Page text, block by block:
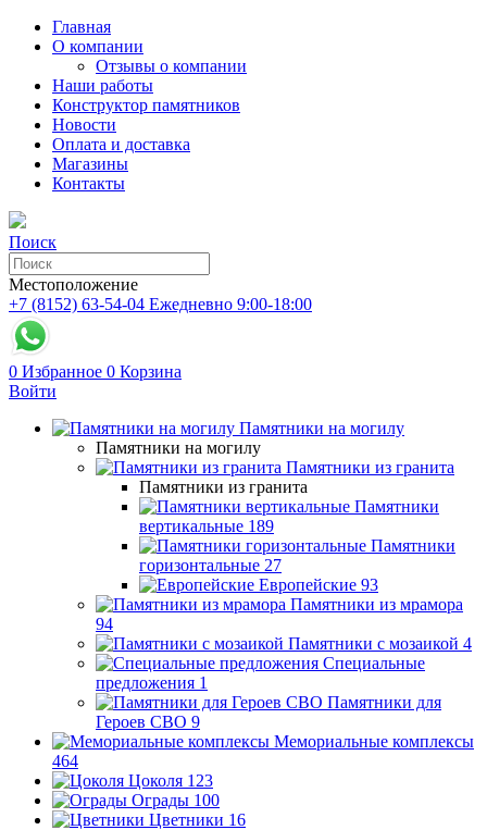
Главная
О компании
Отзывы о компании
Наши работы
Конструктор памятников
Новости
Оплата и доставка
Магазины
Контакты
Поиск
Местоположение
+7 (8152) 63-54-04 Ежедневно 9:00-18:00
0 Избранное 0 Корзина
Войти
Памятники на могилу
Памятники на могилу
Памятники из гранита
Памятники из гранита
Памятники
вертикальные 189
Памятники
горизонтальные 27
Европейские 93
Памятники из мрамора
94
Памятники с мозаикой 4
Специальные
предложения 1
Памятники для
Героев СВО 9
Мемориальные комплексы
464
Цоколя 123
Ограды 100
Цветники 16